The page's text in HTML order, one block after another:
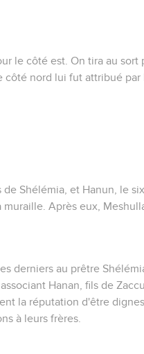
le côté est. On tira au sort
nord lui fut attribué par
Shélémia, et Hanun, le
Après eux,
derniers au prêtre
Hanan, fils de
la réputation d'être
à leurs frères.